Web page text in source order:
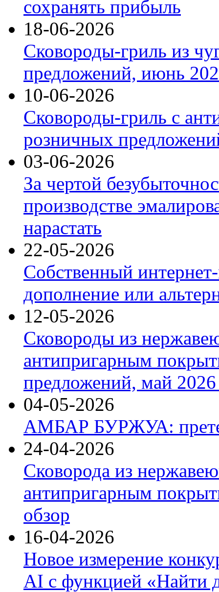
сохранять прибыль
18-06-2026
Сковороды-гриль из
предложений, июнь
10-06-2026
Сковороды-гриль с
розничных
03-06-2026
За чертой
производстве
нарастать
22-05-2026
Собственный
дополнение или
12-05-2026
Сковороды из
антипригарным
предложений, май 2026
04-05-2026
АМБАР БУРЖУА:
24-04-2026
Сковорода из
антипригарным
обзор
16-04-2026
Новое измерение
AI с функцией «Найти